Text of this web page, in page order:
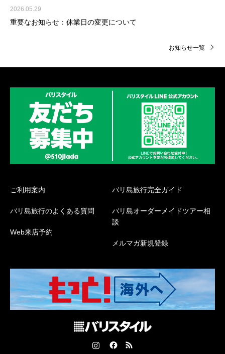
2026.05.29
重要なお知らせ：休業日の変更について
お知らせ一覧
ご利用案内
バリ島旅行のよくある質問
Web来店予約
バリ島旅行完全ガイド
バリ島オーダーメイドツアー相
談
メルマガ新規登録